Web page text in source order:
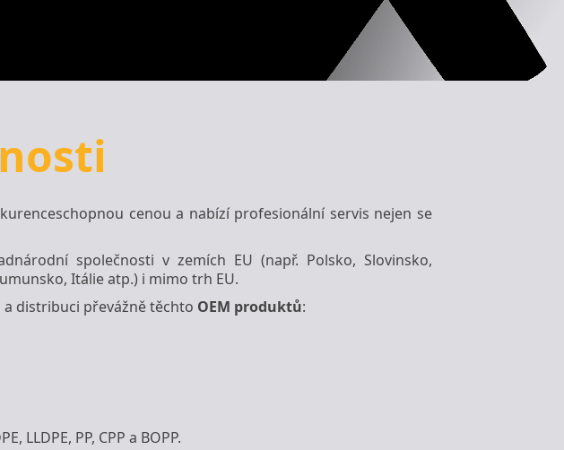
cenou a nabízí profesionální servis nejen se
společnosti v zemích EU (např. Polsko, Slovinsko,
Itálie atp.) i mimo trh EU.
distribuci převážně těchto OEM produktů:
LLDPE, PP, CPP a BOPP.